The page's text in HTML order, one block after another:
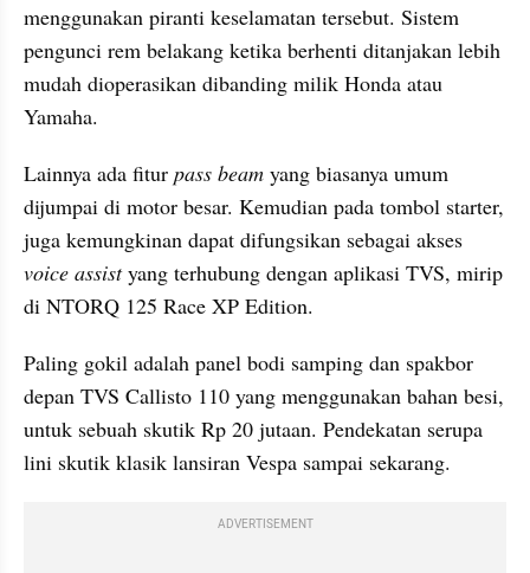
menggunakan piranti keselamatan tersebut. Sistem
pengunci rem belakang ketika berhenti ditanjakan lebih
mudah dioperasikan dibanding milik Honda atau
Yamaha.
Lainnya ada fitur pass beam yang biasanya umum
dijumpai di motor besar. Kemudian pada tombol starter,
voice assist yang terhubung dengan aplikasi TVS, mirip
di NTORQ 125 Race XP Edition.
Paling gokil adalah panel bodi samping dan spakbor
depan TVS Callisto 110 yang menggunakan bahan besi,
untuk sebuah skutik Rp 20 jutaan. Pendekatan serupa
lini skutik klasik lansiran Vespa sampai sekarang.
ADVERTISEMENT